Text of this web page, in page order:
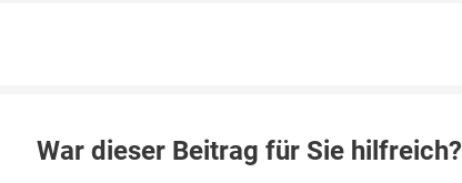
War dieser Beitrag für Sie hilfreich?